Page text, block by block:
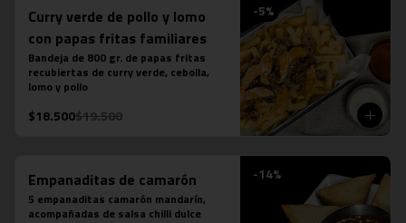
-5%
Curry verde de pollo y lomo
con papas fritas familiares
Bandeja de 800 gr. de papas fritas
recubiertas de curry verde, cebolla,
lomo y pollo
$18.500$19.500
-14%
Empanaditas de camarón
5 empanaditas camarón mandarín,
acompañadas de salsa chilli dulce